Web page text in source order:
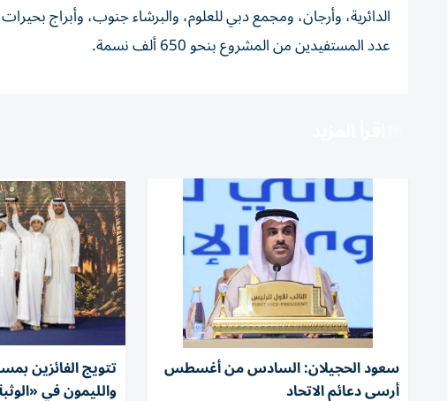
الدائرية، وأرجان، ومجمع دبي للعلوم، والبرشاء جنوب، وأبراج
عدد المستفيدين من المشروع بنحو 650 ألف نسمة.
سعود الحجيلان: السادس من أغسطس
أرسى دعائم الاتحاد
تتويج الفائزين
والليمون في